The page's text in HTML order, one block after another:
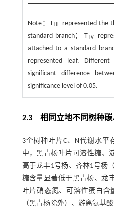
Note：TⅢ
represented the
standard branch； T Ⅳ
attached to a standard
represented leaf. Different
significant difference
significance level of 0.05.
2.3相同立地不同树种碳
3个树种叶片C、N代谢水平
中，黑青杨叶片可溶性糖、
高于龙丰1号杨、齐林1号杨（
糖含量显著低于黑青杨、龙
叶片硝态氮、可溶性蛋白含
（黑青杨除外）、游离氨基